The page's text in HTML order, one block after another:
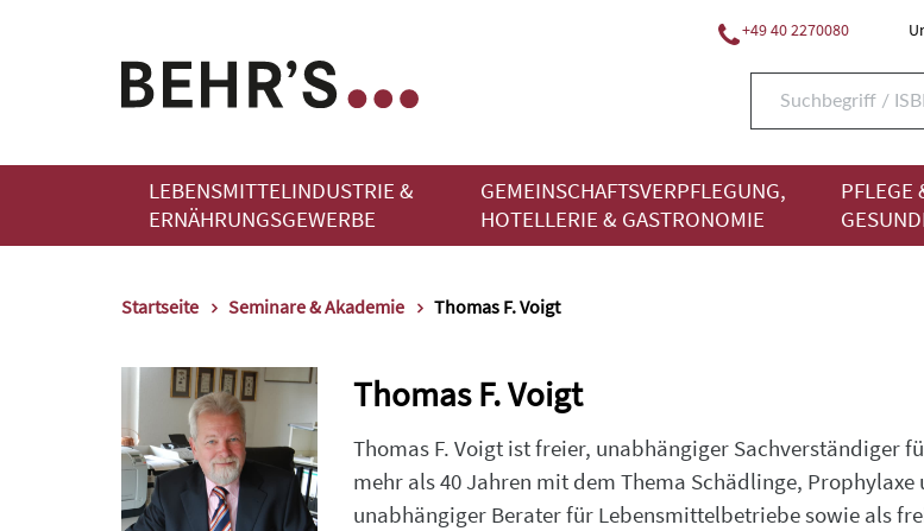
+49 40 2270080
LEBENSMITTELINDUSTRIE &
ERNÄHRUNGSGEWERBE
GEMEINSCHAFTSVERPFLEGUNG,
HOTELLERIE & GASTRONOMIE
PFLEGE
Startseite Seminare & Akademie Thomas F. Voigt
Thomas F. Voigt
Thomas F. Voigt ist freier, unabhängiger Sachverständiger
mehr als 40 Jahren mit dem Thema Schädlinge,
unabhängiger Berater für Lebensmittelbetriebe sowie als